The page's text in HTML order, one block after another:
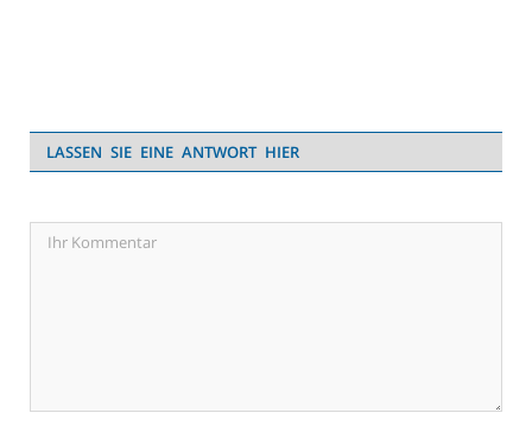
LASSEN SIE EINE ANTWORT HIER